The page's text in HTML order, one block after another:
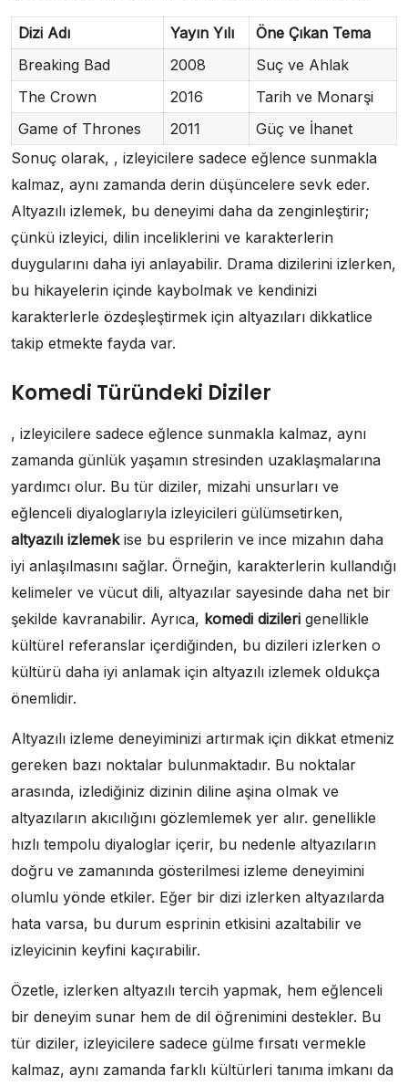
Dizi Adı Yayın Yılı
Öne Çıkan Tema
Breaking Bad
2008
Suç ve Ahlak
The Crown
2016
Tarih ve Monarşi
Game of Thrones
2011
Güç ve İhanet
Sonuç olarak, , izleyicilere sadece eğlence sunmakla
kalmaz, aynı zamanda derin düşüncelere sevk eder.
Altyazılı izlemek, bu deneyimi daha da zenginleştirir;
çünkü izleyici, dilin inceliklerini ve karakterlerin
duygularını daha iyi anlayabilir. Drama dizilerini izlerken,
bu hikayelerin içinde kaybolmak ve kendinizi
karakterlerle özdeşleştirmek için altyazıları dikkatlice
takip etmekte fayda var.
Komedi Türündeki Diziler
, izleyicilere sadece eğlence sunmakla kalmaz, aynı
zamanda günlük yaşamın stresinden uzaklaşmalarına
yardımcı olur. Bu tür diziler, mizahi unsurları ve
eğlenceli diyaloglarıyla izleyicileri gülümsetirken,
altyazılı izlemekise bu esprilerin ve ince mizahın daha
iyi anlaşılmasını sağlar. Örneğin, karakterlerin kullandığı
kelimeler ve vücut dili, altyazılar sayesinde daha net bir
şekilde kavranabilir. Ayrıca, komedi dizileri genellikle
kültürel referanslar içerdiğinden, bu dizileri izlerken o
kültürü daha iyi anlamak için altyazılı izlemek oldukça
önemlidir.
Altyazılı izleme deneyiminizi artırmak için dikkat etmeniz
gereken bazı noktalar bulunmaktadır. Bu noktalar
arasında, izlediğiniz dizinin diline aşina olmak ve
altyazıların akıcılığını gözlemlemek yer alır. genellikle
hızlı tempolu diyaloglar içerir, bu nedenle altyazıların
doğru ve zamanında gösterilmesi izleme deneyimini
olumlu yönde etkiler. Eğer bir dizi izlerken altyazılarda
hata varsa, bu durum esprinin etkisini azaltabilir ve
izleyicinin keyfini kaçırabilir.
Özetle, izlerken altyazılı tercih yapmak, hem eğlenceli
bir deneyim sunar hem de dil öğrenimini destekler. Bu
tür diziler, izleyicilere sadece gülme fırsatı vermekle
kalmaz, aynı zamanda farklı kültürleri tanıma imkanı da